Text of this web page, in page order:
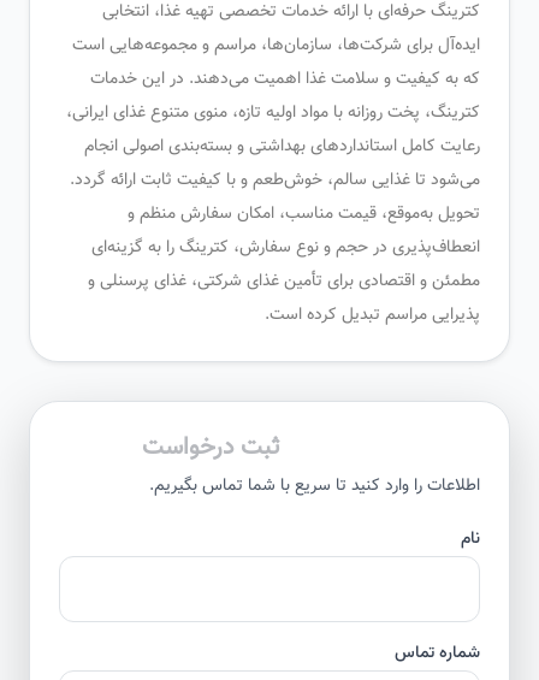
کترینگ حرفه‌ای با ارائه خدمات تخصصی تهیه غذا، انتخابی
ایده‌آل برای شرکت‌ها، سازمان‌ها، مراسم و مجموعه‌هایی است
که به کیفیت و سلامت غذا اهمیت می‌دهند. در این خدمات
کترینگ، پخت روزانه با مواد اولیه تازه، منوی متنوع غذای ایرانی،
رعایت کامل استانداردهای بهداشتی و بسته‌بندی اصولی انجام
می‌شود تا غذایی سالم، خوش‌طعم و با کیفیت ثابت ارائه گردد.
تحویل به‌موقع، قیمت مناسب، امکان سفارش منظم و
انعطاف‌پذیری در حجم و نوع سفارش، کترینگ را به گزینه‌ای
مطمئن و اقتصادی برای تأمین غذای شرکتی، غذای پرسنلی و
پذیرایی مراسم تبدیل کرده است.
ثبت درخواست
اطلاعات را وارد کنید تا سریع با شما تماس بگیریم.
شماره تماس